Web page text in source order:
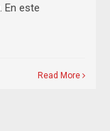
En este
Read More